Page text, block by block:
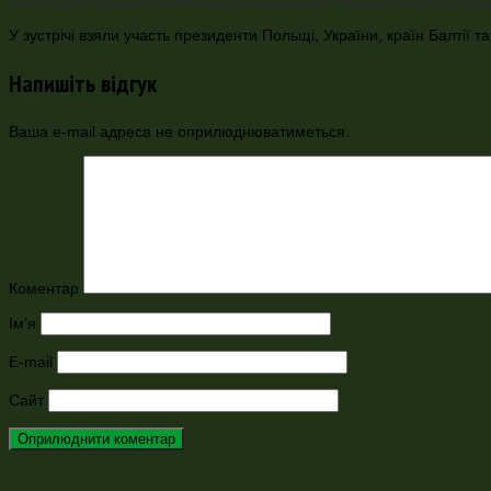
У зустрічі взяли участь президенти Польщі, України, країн
Напишіть відгук
Ваша e-mail адреса не оприлюднюватиметься.
Коментар
Ім’я
E-mail
Сайт